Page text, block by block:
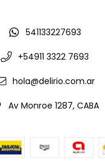
541133227693
+54911 3322 7693
hola@delirio.com.ar
Av Monroe 1287, CABA